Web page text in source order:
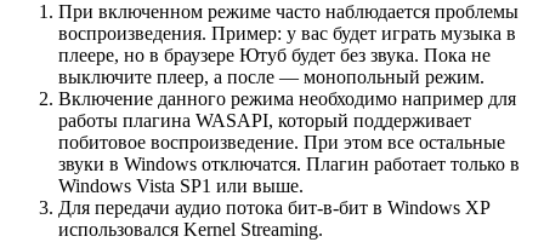
При включенном режиме часто наблюдается проблемы
воспроизведения. Пример: у вас будет играть музыка в
плеере, но в браузере Ютуб будет без звука. Пока не
выключите плеер, а после — монопольный режим.
Включение данного режима необходимо например для
работы плагина WASAPI, который поддерживает
побитовое воспроизведение. При этом все остальные
звуки в Windows отключатся. Плагин работает только в
Windows Vista SP1 или выше.
Для передачи аудио потока бит-в-бит в Windows XP
использовался Kernel Streaming.